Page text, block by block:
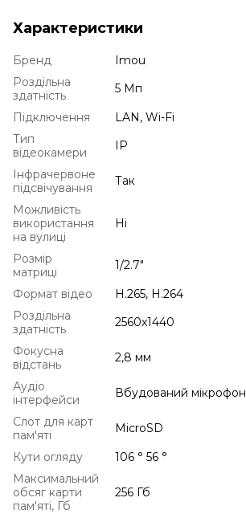
Характеристики
Бренд
Imou
Роздільна
здатність
5 Мп
Підключення
LAN, Wi-Fi
Тип
відеокамери
IP
Інфрачервоне
підсвічування
Так
Можливість
використання
на вулиці
Ні
Розмір
матриці
1/2.7"
Формат відео
H.265, H.264
Роздільна
здатність
2560x1440
Фокусна
відстань
2,8 мм
Аудіо
інтерфейси
Вбудований мікрофон
Слот для карт
пам'яті
MicroSD
Кути огляду
106 ° 56 °
Максимальний
обсяг карти
пам'яті, Гб
256 Гб